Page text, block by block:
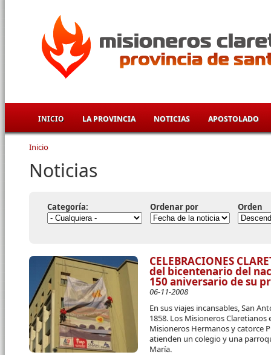
INICIO LA PROVINCIA NOTICIAS APOSTOLADO
Se encuentra usted aquí
Inicio
Noticias
Categoría: Ordenar por Orden
CELEBRACIONES
del bicentenario del
150 aniversario de su
06-11-2008
En sus viajes incansables, San
1858. Los Misioneros
Misioneros Hermanos y catorce
atienden un colegio y una
María.